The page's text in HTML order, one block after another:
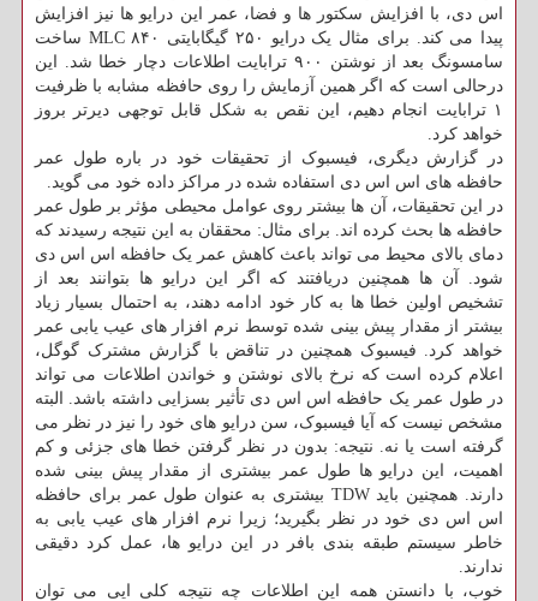
اس دی، با افزایش سکتور ها و فضا، عمر این درایو ها نیز افزایش
پیدا می کند. برای مثال یک درایو ۲۵۰ گیگابایتی ۸۴۰ MLC ساخت
سامسونگ بعد از نوشتن ۹۰۰ ترابایت اطلاعات دچار خطا شد. این
درحالی است که اگر همین آزمایش را روی حافظه مشابه با ظرفیت
۱ ترابایت انجام دهیم، این نقص به شکل قابل توجهی دیرتر بروز
خواهد کرد.
در گزارش دیگری، فیسبوک از تحقیقات خود در باره طول عمر
حافظه های اس اس دی استفاده شده در مراکز داده خود می گوید.
در این تحقیقات، آن ها بیشتر روی عوامل محیطی مؤثر بر طول عمر
حافظه ها بحث کرده اند. برای مثال: محققان به این نتیجه رسیدند که
دمای بالای محیط می تواند باعث کاهش عمر یک حافظه اس اس دی
شود. آن ها همچنین دریافتند که اگر این درایو ها بتوانند بعد از
تشخیص اولین خطا ها به کار خود ادامه دهند، به احتمال بسیار زیاد
بیشتر از مقدار پیش بینی شده توسط نرم افزار های عیب یابی عمر
خواهد کرد. فیسبوک همچنین در تناقض با گزارش مشترک گوگل،
اعلام کرده است که نرخ بالای نوشتن و خواندن اطلاعات می تواند
در طول عمر یک حافظه اس اس دی تأثیر بسزایی داشته باشد. البته
مشخص نیست که آیا فیسبوک، سن درایو های خود را نیز در نظر می
گرفته است یا نه. نتیجه: بدون در نظر گرفتن خطا های جزئی و کم
اهمیت، این درایو ها طول عمر بیشتری از مقدار پیش بینی شده
دارند. همچنین باید TDW بیشتری به عنوان طول عمر برای حافظه
اس اس دی خود در نظر بگیرید؛ زیرا نرم افزار های عیب یابی به
خاطر سیستم طبقه بندی بافر در این درایو ها، عمل کرد دقیقی
ندارند.
خوب، با دانستن همه این اطلاعات چه نتیجه کلی ایی می توان